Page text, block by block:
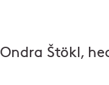
Ondra Štökl,